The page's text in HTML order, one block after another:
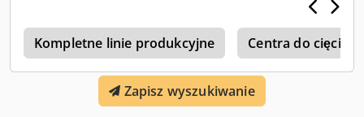
Funkcja otwierania spustu wody (wewnątrz) - System
dozowania z obsługą prawo-lewo
Kompletne linie produkcyjne Centra do cięcia
Zapisz wyszukiwanie